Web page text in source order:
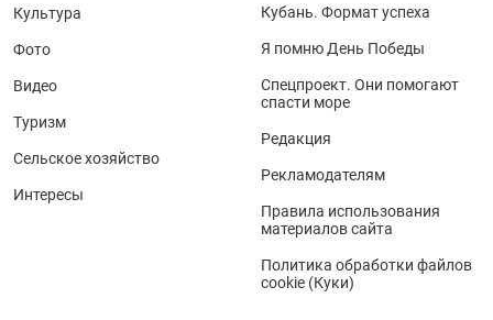
Культура
Фото
Видео
Туризм
Сельское хозяйство
Интересы
Кубань. Формат успеха
Я помню День Победы
Спецпроект. Они помогают
спасти море
Редакция
Рекламодателям
Правила использования
материалов сайта
Политика обработки файлов
cookie (Куки)